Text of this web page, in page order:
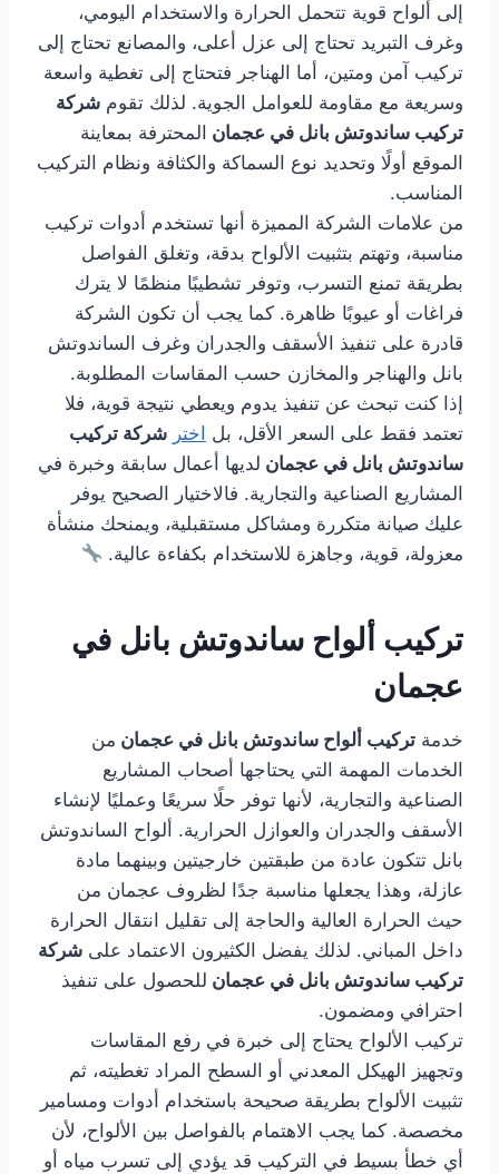
إلى ألواح قوية تتحمل الحرارة والاستخدام اليومي،
وغرف التبريد تحتاج إلى عزل أعلى، والمصانع تحتاج إلى
تركيب آمن ومتين، أما الهناجر فتحتاج إلى تغطية واسعة
وسريعة مع مقاومة للعوامل الجوية. لذلك تقوم شركة
تركيب ساندوتش بانل في عجمان المحترفة بمعاينة
الموقع أولًا وتحديد نوع السماكة والكثافة ونظام التركيب
المناسب.
من علامات الشركة المميزة أنها تستخدم أدوات تركيب
مناسبة، وتهتم بتثبيت الألواح بدقة، وتغلق الفواصل
بطريقة تمنع التسرب، وتوفر تشطيبًا منظمًا لا يترك
فراغات أو عيوبًا ظاهرة. كما يجب أن تكون الشركة
قادرة على تنفيذ الأسقف والجدران وغرف الساندوتش
بانل والهناجر والمخازن حسب المقاسات المطلوبة.
إذا كنت تبحث عن تنفيذ يدوم ويعطي نتيجة قوية، فلا
تعتمد فقط على السعر الأقل، بل اختر شركة تركيب
ساندوتش بانل في عجمان لديها أعمال سابقة وخبرة في
المشاريع الصناعية والتجارية. فالاختيار الصحيح يوفر
عليك صيانة متكررة ومشاكل مستقبلية، ويمنحك منشأة
معزولة، قوية، وجاهزة للاستخدام بكفاءة عالية.
تركيب ألواح ساندوتش بانل في
عجمان
خدمة تركيب ألواح ساندوتش بانل في عجمان من
الخدمات المهمة التي يحتاجها أصحاب المشاريع
الصناعية والتجارية، لأنها توفر حلًا سريعًا وعمليًا لإنشاء
الأسقف والجدران والعوازل الحرارية. ألواح الساندوتش
بانل تتكون عادة من طبقتين خارجيتين وبينهما مادة
عازلة، وهذا يجعلها مناسبة جدًا لظروف عجمان من
حيث الحرارة العالية والحاجة إلى تقليل انتقال الحرارة
داخل المباني. لذلك يفضل الكثيرون الاعتماد على شركة
تركيب ساندوتش بانل في عجمان للحصول على تنفيذ
احترافي ومضمون.
تركيب الألواح يحتاج إلى خبرة في رفع المقاسات
وتجهيز الهيكل المعدني أو السطح المراد تغطيته، ثم
تثبيت الألواح بطريقة صحيحة باستخدام أدوات ومسامير
مخصصة. كما يجب الاهتمام بالفواصل بين الألواح، لأن
أي خطأ بسيط في التركيب قد يؤدي إلى تسرب مياه أو